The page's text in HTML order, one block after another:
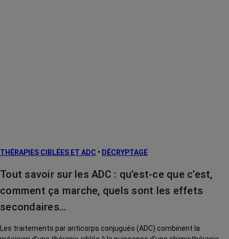
THÉRAPIES CIBLÉES ET ADC • DÉCRYPTAGE
Tout savoir sur les ADC : qu’est-ce que c’est,
comment ça marche, quels sont les effets
secondaires…
Les traitements par anticorps conjugués (ADC) combinent la